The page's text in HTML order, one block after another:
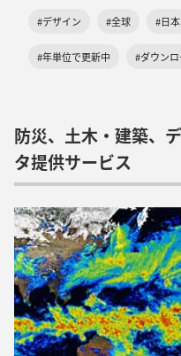
#デザイン #全球 #日本
#年単位で更新中 #ダウン
防災、土木・建築、
タ提供サービス